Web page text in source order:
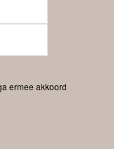
ermee akkoord